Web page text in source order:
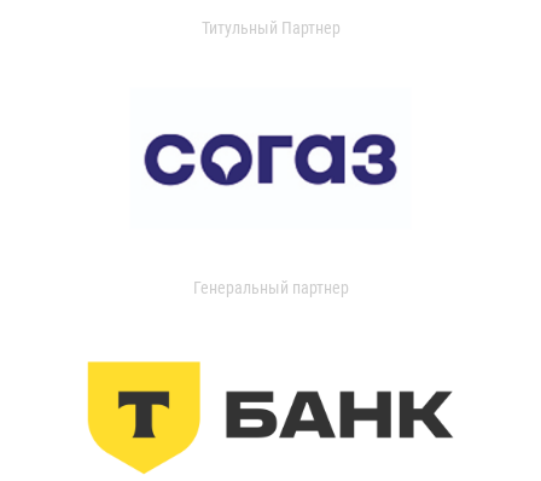
Титульный Партнер
Генеральный партнер